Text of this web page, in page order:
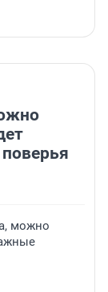
можно